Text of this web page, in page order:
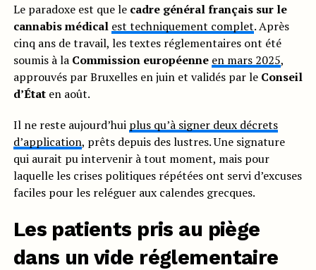
Le paradoxe est que le cadre général français sur le
cannabis médical est techniquement complet. Après
cinq ans de travail, les textes réglementaires ont été
soumis à la Commission européenne en mars 2025,
approuvés par Bruxelles en juin et validés par le Conseil
d’Étaten août.
Il ne reste aujourd’hui plus qu’à signer deux décrets
d’application, prêts depuis des lustres. Une signature
qui aurait pu intervenir à tout moment, mais pour
laquelle les crises politiques répétées ont servi d’excuses
faciles pour les reléguer aux calendes grecques.
Les patients pris au piège
dans un vide réglementaire